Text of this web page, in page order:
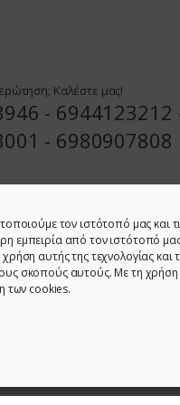
τον ιστότοπό μας και
εμπειρία από τον ιστότοπό
αυτής της τεχνολογίας και
σκοπούς αυτούς. Με τη
των cookies.
Καλέστε μας!
- 6944123212
- 6980907808
& ΚΑΚΑΒΙΑ (ΓΩΝΙΑ) –
10 ΑΓΡΙΝΙΟ - ΤΗΛ:
Reserved | Κατασκευή